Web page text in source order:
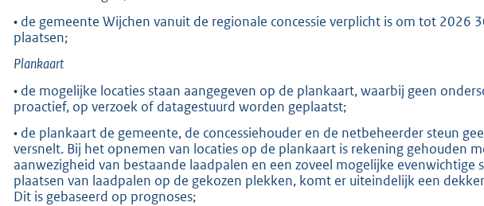
• de gemeente Wijchen vanuit de regionale concessie verplicht is om tot 2026
plaatsen;
Plankaart
• de mogelijke locaties staan aangegeven op de plankaart, waarbij geen
proactief, op verzoek of datagestuurd worden geplaatst;
• de plankaart de gemeente, de concessiehouder en de netbeheerder steun
versnelt. Bij het opnemen van locaties op de plankaart is rekening gehouden
aanwezigheid van bestaande laadpalen en een zoveel mogelijke
plaatsen van laadpalen op de gekozen plekken, komt er uiteindelijk een
Dit is gebaseerd op prognoses;